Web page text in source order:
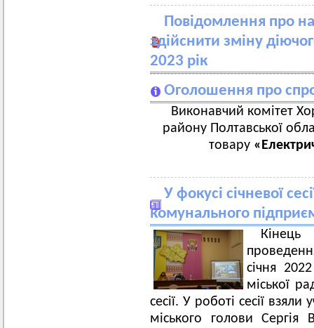
Повідомлення про
здійснити зміну
2023 рік
Оголошення про
Виконавчий комітет
району Полтавської
товару
У фокусі січневої
комунального
січня
міської
сесії. У роботі сесії
міського голови Сергія